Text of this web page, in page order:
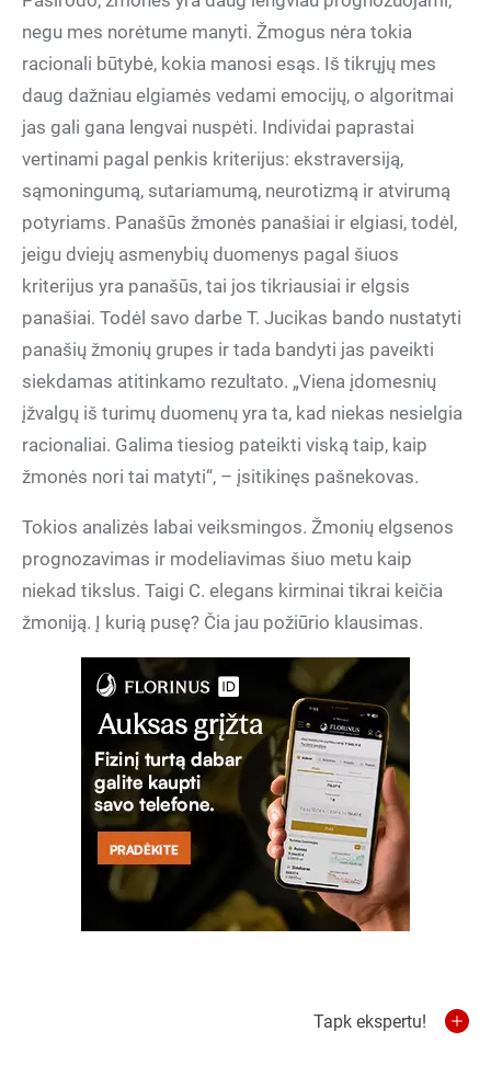
negu mes norėtume manyti. Žmogus nėra tokia
racionali būtybė, kokia manosi esąs. Iš tikrųjų mes
daug dažniau elgiamės vedami emocijų, o algoritmai
jas gali gana lengvai nuspėti. Individai paprastai
vertinami pagal penkis kriterijus: ekstraversiją,
sąmoningumą, sutariamumą, neurotizmą ir atvirumą
potyriams. Panašūs žmonės panašiai ir elgiasi, todėl,
jeigu dviejų asmenybių duomenys pagal šiuos
kriterijus yra panašūs, tai jos tikriausiai ir elgsis
panašiai. Todėl savo darbe T. Jucikas bando nustatyti
panašių žmonių grupes ir tada bandyti jas paveikti
siekdamas atitinkamo rezultato. „Viena įdomesnių
įžvalgų iš turimų duomenų yra ta, kad niekas nesielgia
racionaliai. Galima tiesiog pateikti viską taip, kaip
žmonės nori tai matyti“, – įsitikinęs pašnekovas.
Tokios analizės labai veiksmingos. Žmonių elgsenos
prognozavimas ir modeliavimas šiuo metu kaip
niekad tikslus. Taigi C. elegans kirminai tikrai keičia
žmoniją. Į kurią pusę? Čia jau požiūrio klausimas.
Tapk ekspertu!